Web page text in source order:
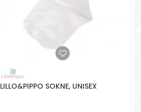
LILLO&PIPPO SOKNE, UNISEX